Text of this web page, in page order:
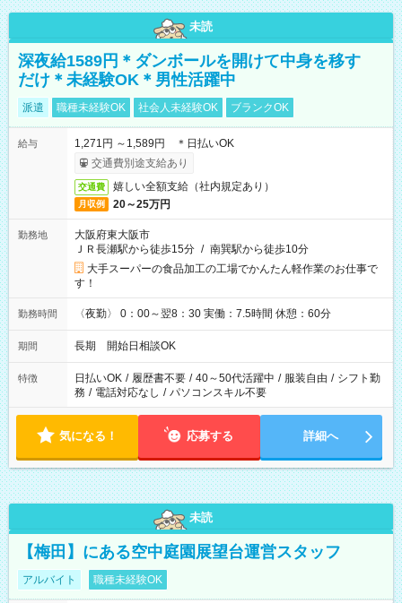
未読
深夜給1589円＊ダンボールを開けて中身を移す
だけ＊未経験OK＊男性活躍中
派遣 職種未経験OK 社会人未経験OK ブランクOK
給与
1,271円 ～1,589円 ＊日払いOK
交通費別途支給あり
交通費 嬉しい全額支給（社内規定あり）
月収例 20～25万円
勤務地
大阪府東大阪市
ＪＲ長瀬駅から徒歩15分 / 南巽駅から徒歩10分
大手スーパーの食品加工の工場でかんたん軽作業のお仕事で
す！
勤務時間 〈夜勤〉 0：00～翌8：30 実働：7.5時間 休憩：60分
期間 長期 開始日相談OK
特徴 日払いOK / 履歴書不要 / 40～50代活躍中 / 服装自由 / シフト勤
務 / 電話対応なし / パソコンスキル不要
気になる！ 応募する 詳細へ
未読
【梅田】にある空中庭園展望台運営スタッフ
アルバイト 職種未経験OK